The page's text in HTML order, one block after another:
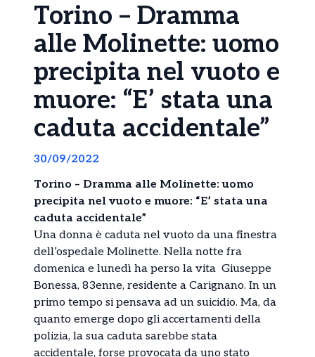
Torino – Dramma
alle Molinette: uomo
precipita nel vuoto e
muore: “E’ stata una
caduta accidentale”
30/09/2022
Torino – Dramma alle Molinette: uomo
precipita nel vuoto e muore: “E’ stata una
caduta accidentale”
Una donna è caduta nel vuoto da una finestra
dell’ospedale Molinette. Nella notte fra
domenica e lunedì ha perso la vita Giuseppe
Bonessa, 83enne, residente a Carignano. In un
primo tempo si pensava ad un suicidio. Ma, da
quanto emerge dopo gli accertamenti della
polizia, la sua caduta sarebbe stata
accidentale, forse provocata da uno stato